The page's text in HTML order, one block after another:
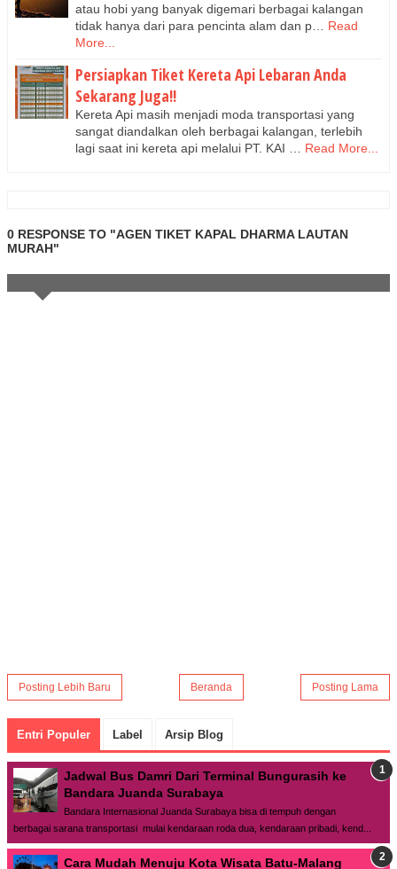
atau hobi yang banyak digemari berbagai kalangan
tidak hanya dari para pencinta alam dan p…
Read
More...
Persiapkan Tiket Kereta Api Lebaran Anda
Sekarang Juga!!
Kereta Api masih menjadi moda transportasi yang
sangat diandalkan oleh berbagai kalangan, terlebih
lagi saat ini kereta api melalui PT. KAI …
Read More...
0 RESPONSE TO "AGEN TIKET KAPAL DHARMA LAUTAN
MURAH"
Posting Lebih Baru Posting Lama
Beranda
Entri Populer Label Arsip Blog
Jadwal Bus Damri Dari Terminal Bungurasih ke
Bandara Juanda Surabaya
Bandara Internasional Juanda Surabaya bisa di tempuh dengan
berbagai sarana transportasi mulai kendaraan roda dua, kendaraan pribadi, kend...
Cara Mudah Menuju Kota Wisata Batu-Malang